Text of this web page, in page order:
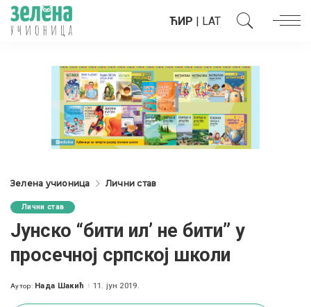
ЋИР | LAT
Зелена учионица Лични став
Лични став
Jунско “бити ил’ не бити” у
просечној српској школи
Posted
Аутор: Нада Шакић 11. јун 2019.